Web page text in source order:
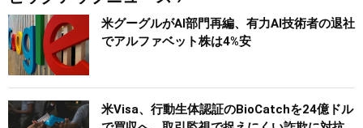
米グーグルがAI部門再編、有力AI技術者の退社
でアルファベット株は4%安
米Visa、行動生体認証のBioCatchを24億ドル